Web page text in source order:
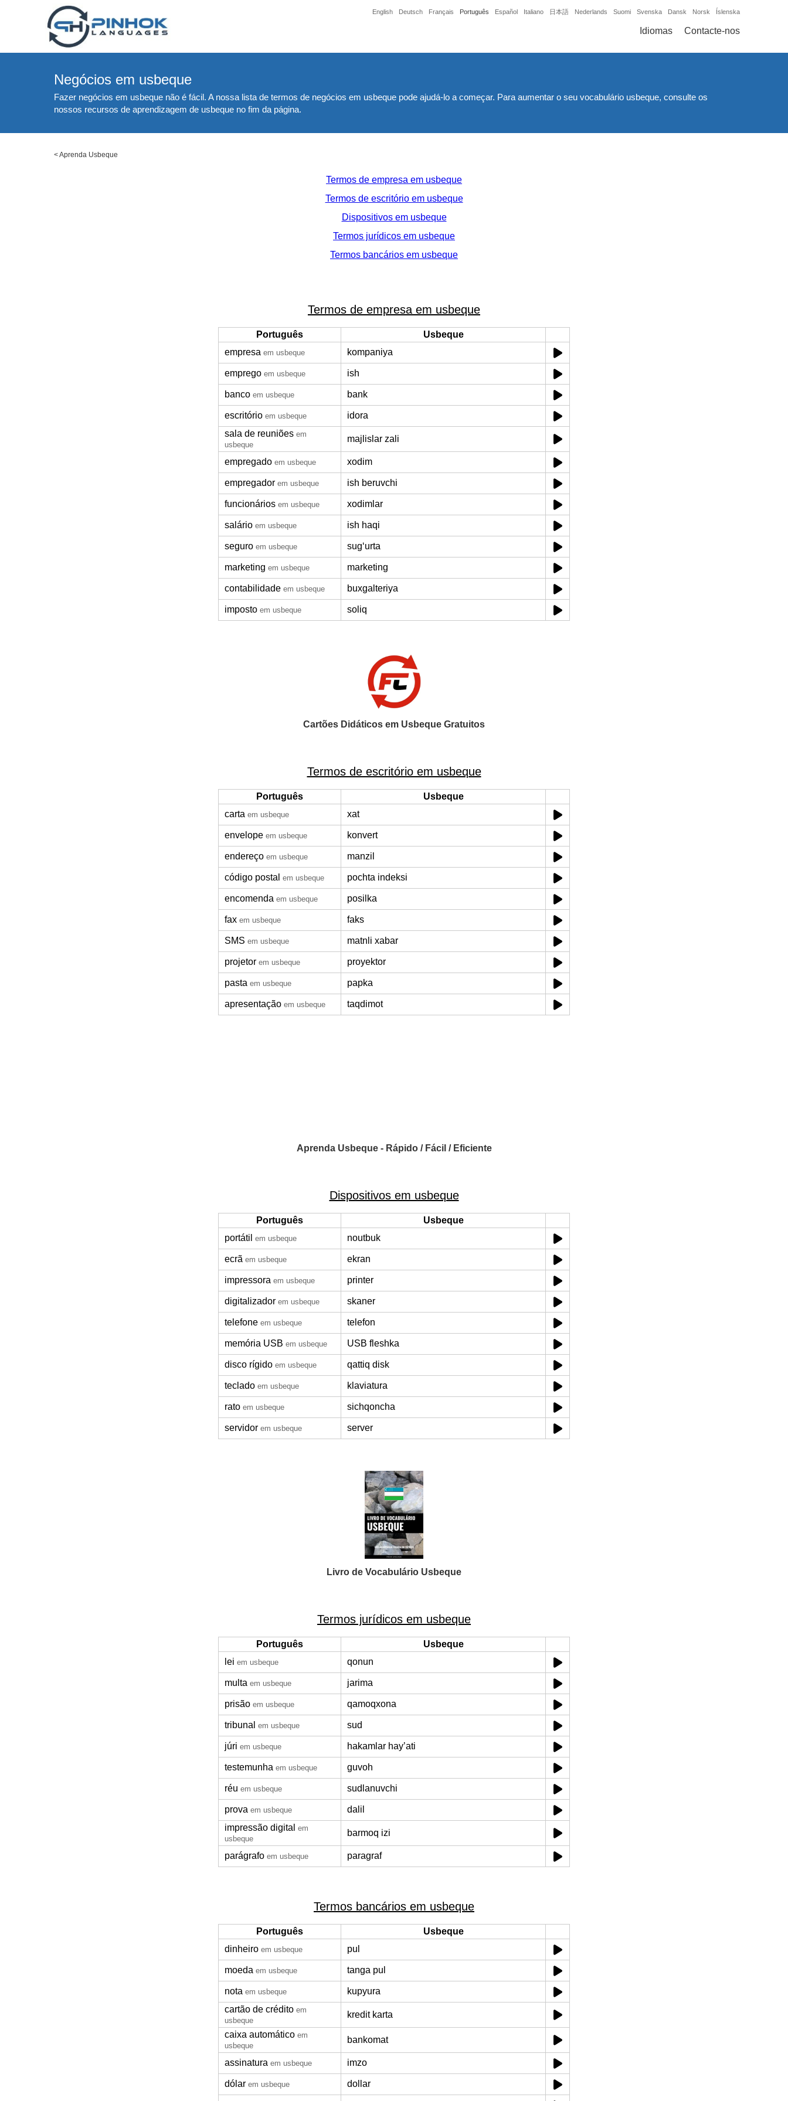
English Deutsch Français Português Español Italiano 日本語 Nederlands Suomi Svenska Dansk Norsk Íslenska
Idiomas Contacte-nos
Negócios em usbeque
Fazer negócios em usbeque não é fácil. A nossa lista de termos de negócios em usbeque pode ajudá-lo a começar. Para aumentar o seu vocabulário usbeque, consulte os
nossos recursos de aprendizagem de usbeque no fim da página.
<Aprenda Usbeque
Termos de empresa em usbeque
Termos de escritório em usbeque
Dispositivos em usbeque
Termos jurídicos em usbeque
Termos bancários em usbeque
Termos de empresa em usbeque
Português
Usbeque
empresa em usbeque kompaniya
emprego em usbeque ish
banco em usbeque bank
escritório em usbeque
idora
sala de reuniões em
usbeque
majlislar zali
empregado em usbeque xodim
empregador em usbeque ish beruvchi
funcionários em usbeque xodimlar
salário em usbeque ish haqi
seguro em usbeque sugʻurta
marketing em usbeque marketing
contabilidade em usbeque buxgalteriya
imposto em usbeque soliq
Cartões Didáticos em Usbeque Gratuitos
Termos de escritório em usbeque
Português
Usbeque
carta em usbeque xat
envelope em usbeque konvert
endereço em usbeque manzil
código postal em usbeque pochta indeksi
encomenda em usbeque posilka
fax em usbeque faks
SMS em usbeque matnli xabar
projetor em usbeque proyektor
pasta em usbeque papka
apresentação em usbeque taqdimot
Aprenda Usbeque - Rápido / Fácil / Eficiente
Dispositivos em usbeque
Português
Usbeque
portátil em usbeque noutbuk
ecrã em usbeque ekran
impressora em usbeque printer
digitalizador em usbeque skaner
telefone em usbeque telefon
memória USB em usbeque USB fleshka
disco rígido em usbeque qattiq disk
teclado em usbeque klaviatura
rato em usbeque sichqoncha
servidor em usbeque server
Livro de Vocabulário Usbeque
Termos jurídicos em usbeque
Português
Usbeque
lei em usbeque qonun
multa em usbeque jarima
prisão em usbeque qamoqxona
tribunal em usbeque sud
júri em usbeque hakamlar hayʼati
testemunha em usbeque guvoh
réu em usbeque sudlanuvchi
prova em usbeque
dalil
impressão digital em
usbeque
barmoq izi
parágrafo em usbeque paragraf
Termos bancários em usbeque
Português
Usbeque
dinheiro em usbeque pul
moeda em usbeque tanga pul
nota em usbeque
kupyura
cartão de crédito em
usbeque
kredit karta
caixa automático em
usbeque
bankomat
assinatura em usbeque imzo
dólar em usbeque dollar